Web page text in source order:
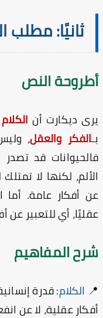
ثانيًا: مطلب
النص
ديكارت أنالكلام
الفكر والعقل، وليس
قد تصدر
لكنها لا تمتلك
أفكار عامة. أما
أي للتعبير عن
المفاهيم
الكلام: قدرة
عقلية، لا عن